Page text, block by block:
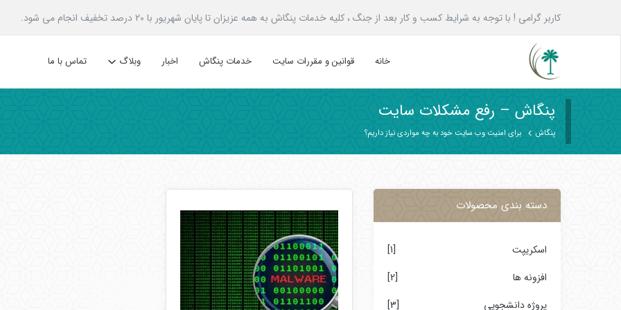
کاربر گرامی ! با توجه به شرایط کسب و کار بعد از جنگ ، کلیه خدمات پنگاش به همه عزیزان تا پایان شهریور با 20 درصد تخفیف انجام می شود.
خانه قوانین و مقررات سایت خدمات پنگاش اخبار وبلاگ تماس با ما
پنگاش – رفع مشکلات سایت
پنگاش برای امنیت وب سایت خود به چه مواردی نیاز داریم؟
دسته بندی محصولات
اسکریپت
[1]
افزونه ها
[2]
پروژه دانشجویی
[3]